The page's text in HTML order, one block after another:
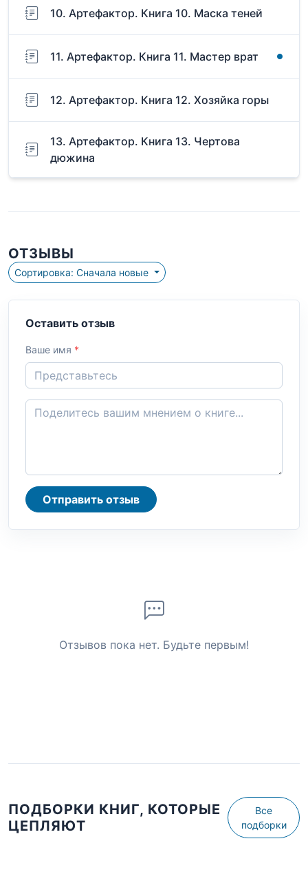
10. Артефактор. Книга 10. Маска теней
11. Артефактор. Книга 11. Мастер врат
12. Артефактор. Книга 12. Хозяйка горы
13. Артефактор. Книга 13. Чертова
дюжина
ОТЗЫВЫ
Сортировка: Сначала новые
Оставить отзыв
Ваше имя *
Отправить отзыв
Отзывов пока нет. Будьте первым!
ПОДБОРКИ КНИГ, КОТОРЫЕ
ЦЕПЛЯЮТ
Все
подборки